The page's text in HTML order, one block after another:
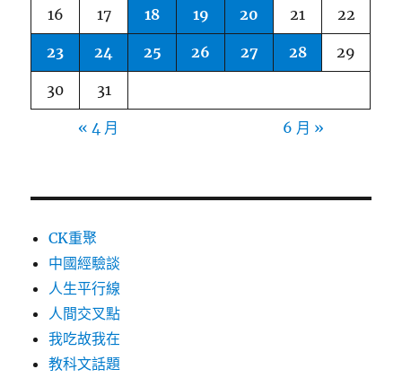
16 17 18 19 20 21 22
23 24 25 26 27 28 29
30 31
« 4 月 6 月 »
CK重聚
中國經驗談
人生平行線
人間交叉點
我吃故我在
教科文話題